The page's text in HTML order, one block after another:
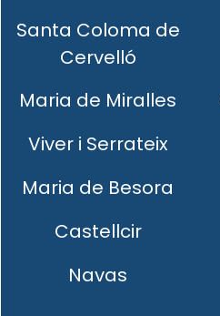
Santa Coloma de
Cervelló
Maria de Miralles
Viver i Serrateix
Maria de Besora
Castellcir
Navas